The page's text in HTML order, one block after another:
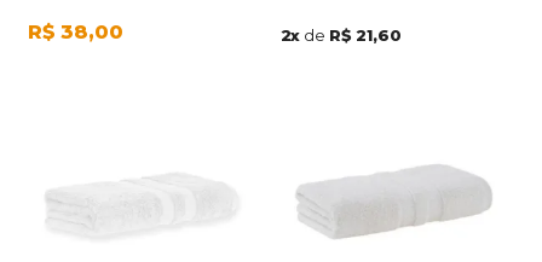
R$ 38,00 2x de R$ 21,60